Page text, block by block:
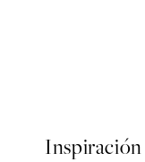
Inspiración